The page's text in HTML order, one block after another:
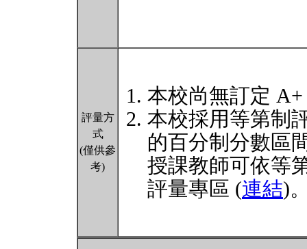
評量方
式
(僅供參
考)
本校尚無訂定
本校採用等第制
的百分制分數區
授課教師可依等
評量專區 (連結)